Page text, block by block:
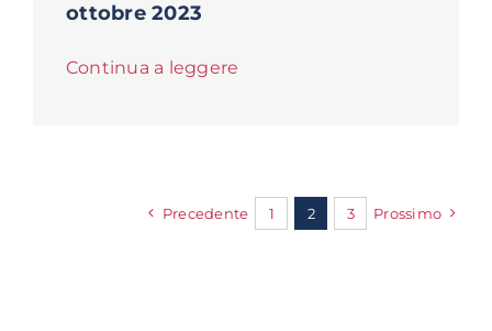
ottobre 2023
Continua a leggere
Precedente 1 2 3 Prossimo